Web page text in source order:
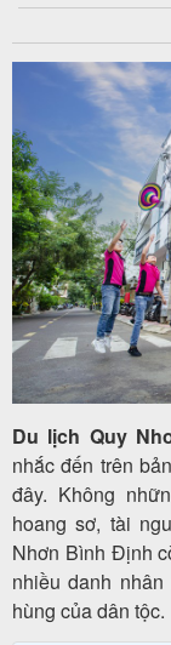
Phú
Yên
Tour
trong
nước
Combo
Quy
Nhơn
Du lịch Quy
nhắc đến trên
đây. Không
hoang sơ, tài
Nhơn Bình Định
nhiều danh
hùng của dân tộc.